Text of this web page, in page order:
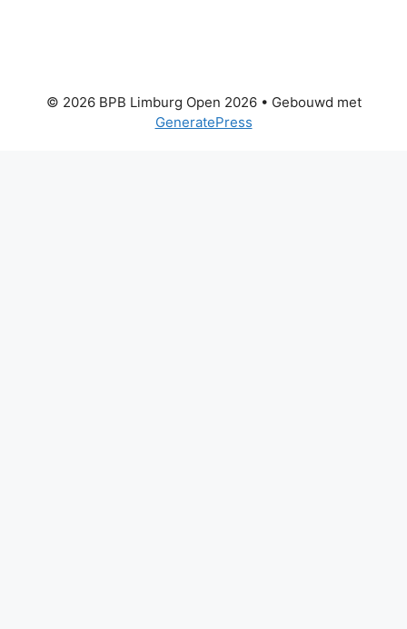
© 2026 BPB Limburg Open 2026• Gebouwd met
GeneratePress